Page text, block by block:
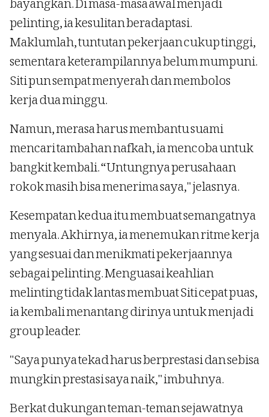
pelinting, ia kesulitan beradaptasi.
Maklumlah, tuntutan pekerjaan cukup tinggi,
sementara keterampilannya belum mumpuni.
Siti pun sempat menyerah dan membolos
kerja dua minggu.
Namun, merasa harus membantu suami
mencari tambahan nafkah, ia mencoba untuk
bangkit kembali. “Untungnya perusahaan
rokok masih bisa menerima saya," jelasnya.
Kesempatan kedua itu membuat semangatnya
menyala. Akhirnya, ia menemukan ritme kerja
yang sesuai dan menikmati pekerjaannya
sebagai pelinting. Menguasai keahlian
melinting tidak lantas membuat Siti cepat puas,
ia kembali menantang dirinya untuk menjadi
group leader.
"Saya punya tekad harus berprestasi dan sebisa
mungkin prestasi saya naik," imbuhnya.
Berkat dukungan teman-teman sejawatnya